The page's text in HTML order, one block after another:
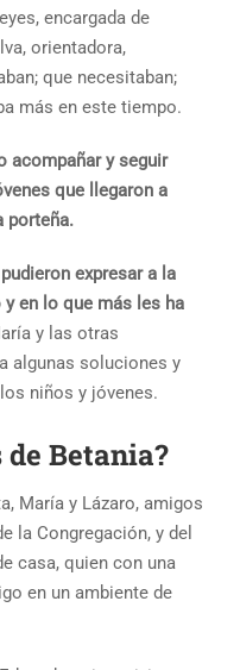
encargada de
orientadora,
que necesitaban;
más en este tiempo.
acompañar y seguir
que llegaron a
porteña.
pudieron expresar a la
en lo que más les ha
y las otras
algunas soluciones y
niños y jóvenes.
Betania?
María y Lázaro, amigos
la Congregación, y del
casa, quien con una
en un ambiente de